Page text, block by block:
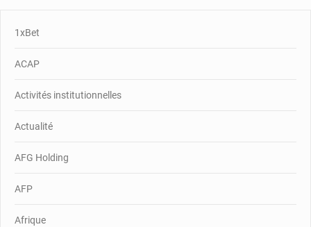
1xBet
ACAP
Activités institutionnelles
Actualité
AFG Holding
AFP
Afrique